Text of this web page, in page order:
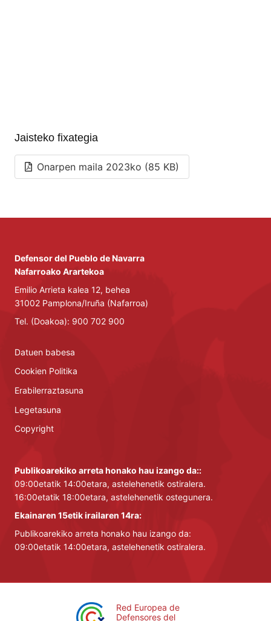
Jaisteko fixategia
Onarpen maila 2023ko (85 KB)
Defensor del Pueblo de Navarra
Nafarroako Arartekoa
Emilio Arrieta kalea 12, behea
31002 Pamplona/Iruña (Nafarroa)
Tel. (Doakoa): 900 702 900
Datuen babesa
Cookien Politika
Erabilerraztasuna
Legetasuna
Copyright
Publikoarekiko arreta honako hau izango da::
09:00etatik 14:00etara, astelehenetik ostiralera.
16:00etatik 18:00etara, astelehenetik ostegunera.
Ekainaren 15etik irailaren 14ra:
Publikoarekiko arreta honako hau izango da:
09:00etatik 14:00etara, astelehenetik ostiralera.
Red Europea de
Defensores del